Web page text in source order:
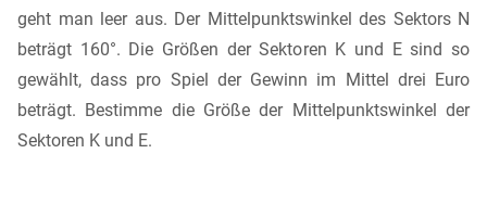
geht man leer aus. Der Mittelpunktswinkel des Sektors N
beträgt 160°. Die Größen der Sektoren K und E sind so
gewählt, dass pro Spiel der Gewinn im Mittel drei Euro
beträgt. Bestimme die Größe der Mittelpunktswinkel der
Sektoren K und E.